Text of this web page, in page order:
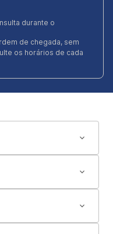
durante o
de chegada, sem
os horários de cada